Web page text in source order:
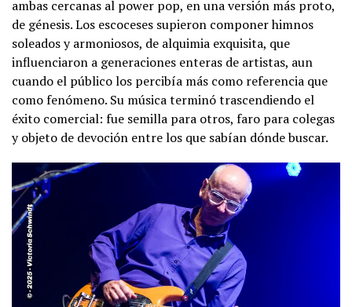
ambas cercanas al power pop, en una versión más proto,
de génesis. Los escoceses supieron componer himnos
soleados y armoniosos, de alquimia exquisita, que
influenciaron a generaciones enteras de artistas, aun
cuando el público los percibía más como referencia que
como fenómeno. Su música terminó trascendiendo el
éxito comercial: fue semilla para otros, faro para colegas
y objeto de devoción entre los que sabían dónde buscar.